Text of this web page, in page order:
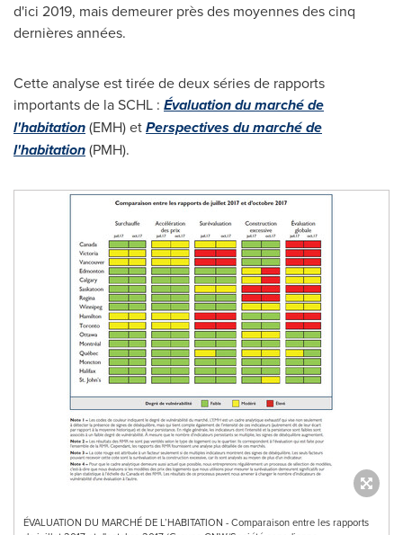
d'ici 2019, mais demeurer près des moyennes des cinq
dernières années.
Cette analyse est tirée de deux séries de rapports
importants de la SCHL : Évaluation du marché de
l'habitation(EMH) etPerspectives du marché de
l'habitation(PMH).
ÉVALUATION DU MARCHÉ DE L’HABITATION - Comparaison entre les rapports